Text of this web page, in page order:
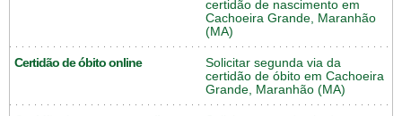
certidão de nascimento em
Cachoeira Grande, Maranhão
(MA)
Certidão de óbito online
Solicitar segunda via da
certidão de óbito em Cachoeira
Grande, Maranhão (MA)